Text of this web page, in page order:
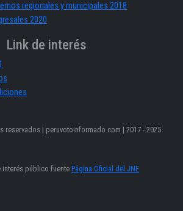
regionales y municipales 2018
2020
Link de interés
| peruvotoinformado.com | 2017 - 2025
interés público fuentePágina Oficial del JNE